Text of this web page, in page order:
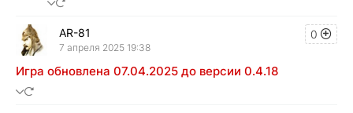
0
AR-81
7 апреля 2025 19:38
Игра обновлена 07.04.2025 до версии 0.4.18